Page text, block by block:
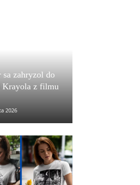
zahryzol do
Krayola z filmu
2026